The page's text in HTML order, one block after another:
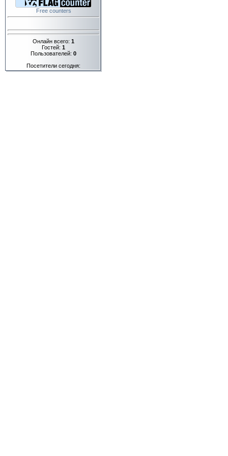
Free counters
Онлайн всего: 1
Гостей: 1
Пользователей: 0
Посетители сегодня: